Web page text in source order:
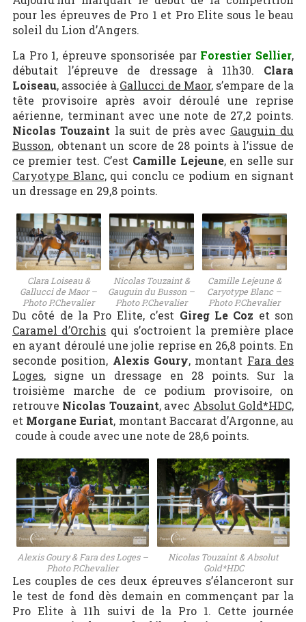
pour les épreuves de Pro 1 et Pro Elite sous le beau
soleil du Lion d’Angers.
La Pro 1, épreuve sponsorisée par Forestier Sellier,
débutait l’épreuve de dressage à 11h30. Clara
Loiseau, associée à Gallucci de Maor, s’empare de la
tête provisoire après avoir déroulé une reprise
aérienne, terminant avec une note de 27,2 points.
Nicolas Touzaint la suit de près avec Gauguin du
Busson, obtenant un score de 28 points à l’issue de
ce premier test. C’est Camille Lejeune, en selle sur
Caryotype Blanc, qui conclu ce podium en signant
un dressage en 29,8 points.
Clara Loiseau &
Gallucci de Maor –
Photo P.Chevalier
Nicolas Touzaint &
Gauguin du Busson –
Photo P.Chevalier
Camille Lejeune &
Caryotype Blanc –
Photo P.Chevalier
Du côté de la Pro Elite, c’est Gireg Le Coz et son
Caramel d’Orchis qui s’octroient la première place
en ayant déroulé une jolie reprise en 26,8 points. En
seconde position, Alexis Goury, montant Fara des
Loges, signe un dressage en 28 points. Sur la
troisième marche de ce podium provisoire, on
retrouve Nicolas Touzaint, avec Absolut Gold*HDC,
et Morgane Euriat, montant Baccarat d’Argonne, au
coude à coude avec une note de 28,6 points.
Alexis Goury & Fara des Loges –
Photo P.Chevalier
Nicolas Touzaint & Absolut
Gold*HDC
Les couples de ces deux épreuves s’élanceront sur
le test de fond dès demain en commençant par la
Pro Elite à 11h suivi de la Pro 1. Cette journée